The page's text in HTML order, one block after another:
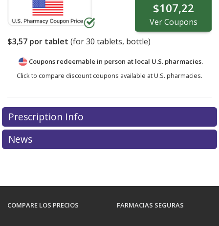
$107,22
VerCoupons
$3,57 por tablet (for30 tablets, bottle)
Coupons redeemable in person at local U.S. pharmacies.
Click to compare discount coupons available at U.S. pharmacies.
Prescription Info
News
COMPARE LOS PRECIOS FARMACIAS SEGURAS